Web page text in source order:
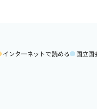
インターネットで読める 国立国